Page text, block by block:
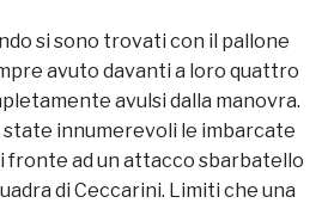
si sono trovati con il pallone
avuto davanti a loro quattro
avulsi dalla manovra.
state innumerevoli le imbarcate
fronte ad un attacco sbarbatello
di Ceccarini. Limiti che una